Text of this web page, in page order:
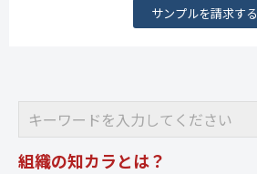
サンプルを請求する
組織の知カラとは？